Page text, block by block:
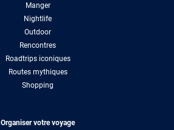
Manger
Nightlife
Outdoor
Rencontres
Roadtrips iconiques
Routes mythiques
Shopping
Organiser votre voyage